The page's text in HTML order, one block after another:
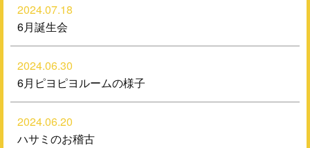
2024.07.18
6月誕生会
2024.06.30
6月ピヨピヨルームの様子
2024.06.20
ハサミのお稽古